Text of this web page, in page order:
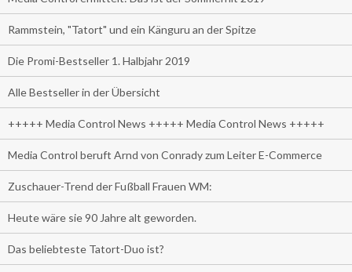
Rammstein, "Tatort" und ein Känguru an der Spitze
Die Promi-Bestseller 1. Halbjahr 2019
Alle Bestseller in der Übersicht
+++++ Media Control News +++++ Media Control News +++++
Media Control beruft Arnd von Conrady zum Leiter E-Commerce
Zuschauer-Trend der Fußball Frauen WM:
Heute wäre sie 90 Jahre alt geworden.
Das beliebteste Tatort-Duo ist?